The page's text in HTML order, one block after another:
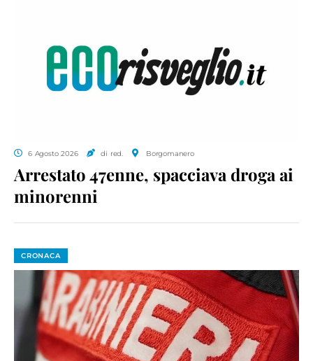
6 Agosto 2026 di red. Borgomanero
Arrestato 47enne, spacciava droga ai
minorenni
CRONACA